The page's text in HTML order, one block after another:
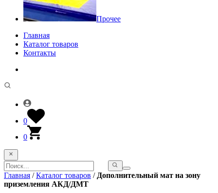
Прочее
Главная
Каталог товаров
Контакты
0
0
Главная /Каталог товаров / Дополнительный мат на зону
приземления АКД/ДМТ